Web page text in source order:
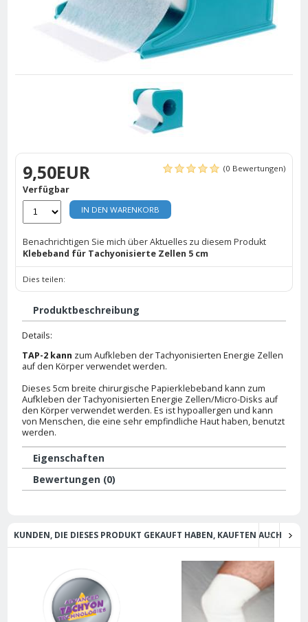
9,50EUR (0 Bewertungen)
Verfügbar
IN DEN WARENKORB
Benachrichtigen Sie mich über Aktuelles zu diesem Produkt
Klebeband für Tachyonisierte Zellen 5 cm
Dies teilen:
Produktbeschreibung
Details:
TAP-2 kann zum Aufkleben der Tachyonisierten Energie Zellen
auf den Körper verwendet werden.
Dieses 5cm breite chirurgische Papierklebeband kann zum
Aufkleben der Tachyonisierten Energie Zellen/Micro-Disks auf
den Körper verwendet werden. Es ist hypoallergen und kann
von Menschen, die eine sehr empfindliche Haut haben, benutzt
werden.
Eigenschaften
Bewertungen (0)
KUNDEN, DIE DIESES PRODUKT GEKAUFT HABEN, KAUFTEN AUCH